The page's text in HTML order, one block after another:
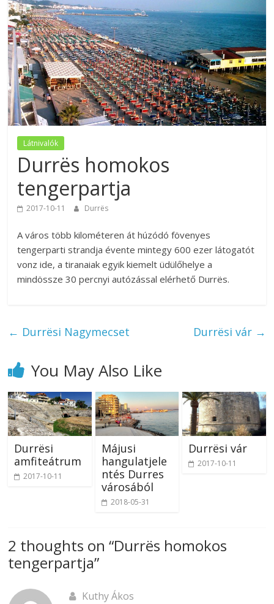
Látnivalók
Durrës homokos
tengerpartja
2017-10-11 Durrës
A város több kilométeren át húzódó fövenyes
tengerparti strandja évente mintegy 600 ezer látogatót
vonz ide, a tiranaiak egyik kiemelt üdülőhelye a
mindössze 30 percnyi autózással elérhető Durrës.
← Durrësi Nagymecset Durrësi vár →
You May Also Like
Durrësi
amfiteátrum
2017-10-11
Májusi
hangulatjele
ntés Durres
városából
2018-05-31
Durrësi vár
2017-10-11
2 thoughts on “Durrës homokos
tengerpartja”
Kuthy Ákos